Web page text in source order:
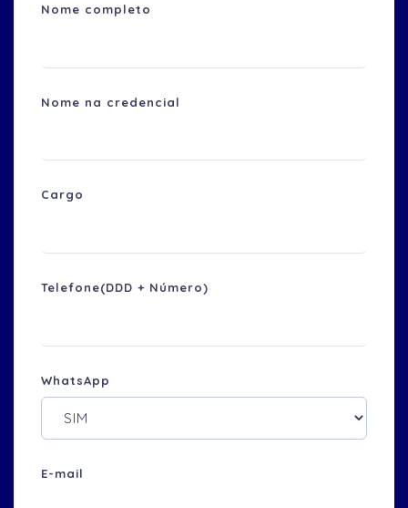
Nome completo
Nome na credencial
Cargo
Telefone(DDD + Número)
WhatsApp
E-mail